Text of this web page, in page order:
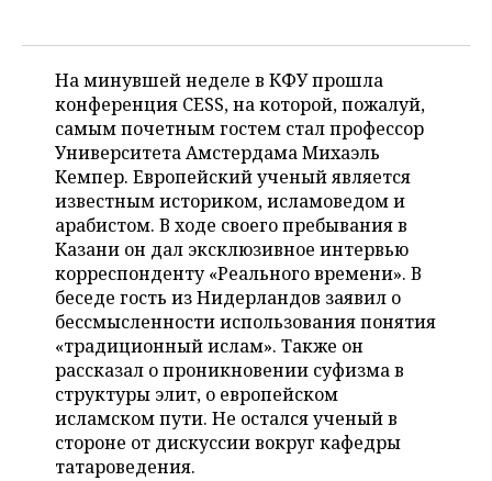
На минувшей неделе в КФУ прошла
конференция CESS, на которой, пожалуй,
самым почетным гостем стал профессор
Университета Амстердама Михаэль
Кемпер. Европейский ученый является
известным историком, исламоведом и
арабистом. В ходе своего пребывания в
Казани он дал эксклюзивное интервью
корреспонденту «Реального времени». В
беседе гость из Нидерландов заявил о
бессмысленности использования понятия
«традиционный ислам». Также он
рассказал о проникновении суфизма в
структуры элит, о европейском
исламском пути. Не остался ученый в
стороне от дискуссии вокруг кафедры
татароведения.